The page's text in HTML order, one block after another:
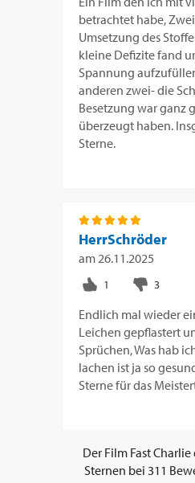
betrachtet habe,
Umsetzung des
kleine Defizite fand
Spannung
anderen zwei- die
Besetzung war ganz
überzeugt haben.
Sterne.
HerrSchröder
am 26.11.2025
Endlich mal wieder
Leichen gepflastert
Sprüchen, Was hab
lachen ist ja so
Sterne für das
Der Film Fast Charlie
Sternen bei 311